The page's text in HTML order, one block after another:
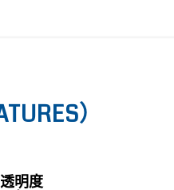
）
明度